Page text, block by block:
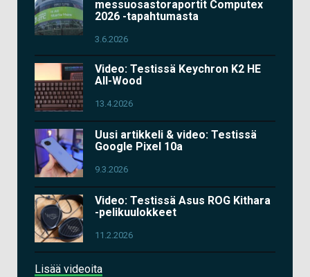
messuosastoraportit Computex
2026 -tapahtumasta
3.6.2026
Video: Testissä Keychron K2 HE
All-Wood
13.4.2026
Uusi artikkeli & video: Testissä
Google Pixel 10a
9.3.2026
Video: Testissä Asus ROG Kithara
-pelikuulokkeet
11.2.2026
Lisää videoita